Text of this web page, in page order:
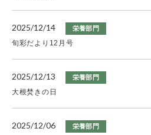
2025/12/14 栄養部門
旬彩だより12月号
2025/12/13 栄養部門
大根焚きの日
2025/12/06 栄養部門